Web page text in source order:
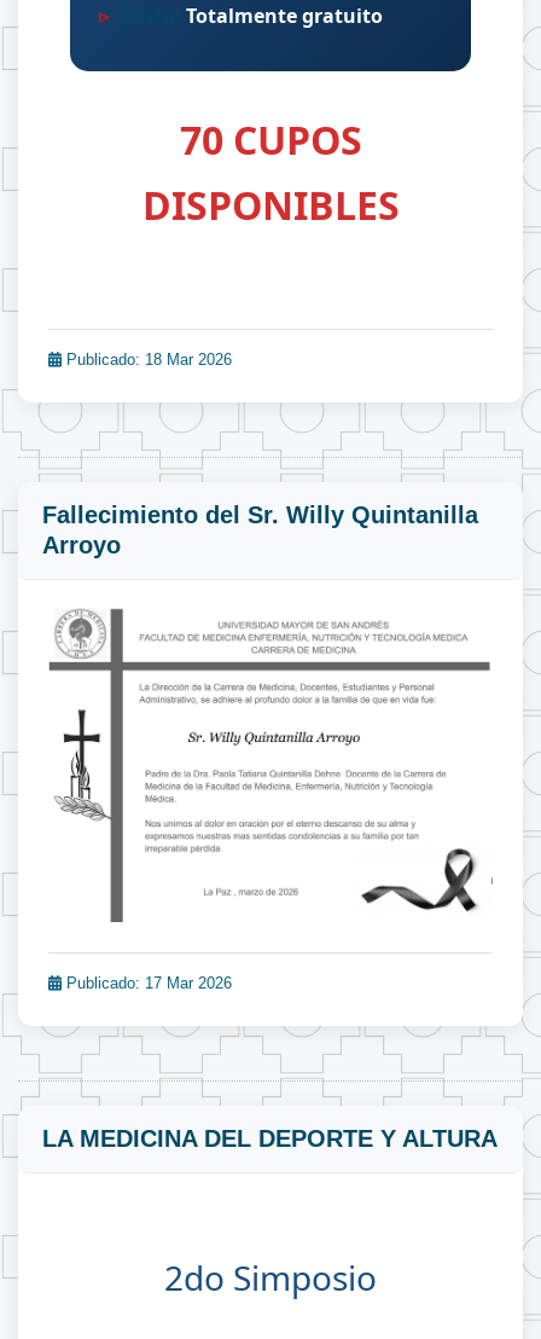
Totalmente gratuito
70 CUPOS
DISPONIBLES
Publicado: 18 Mar 2026
Fallecimiento del Sr. Willy Quintanilla
Arroyo
Publicado: 17 Mar 2026
LA MEDICINA DEL DEPORTE Y ALTURA
2do Simposio